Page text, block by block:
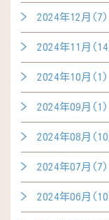
2024年12月(7)
2024年11月
2024年10月(1)
2024年09月(1)
2024年08月
2024年07月(7)
2024年06月